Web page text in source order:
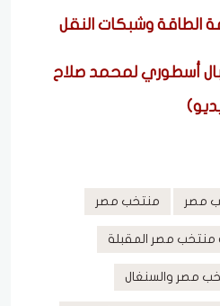
الطاقة وشبكات النقل
أسطوري لمحمد صلاح
مصر منتخب مصر
منتخب مصر المقبلة
مصر والسنغال